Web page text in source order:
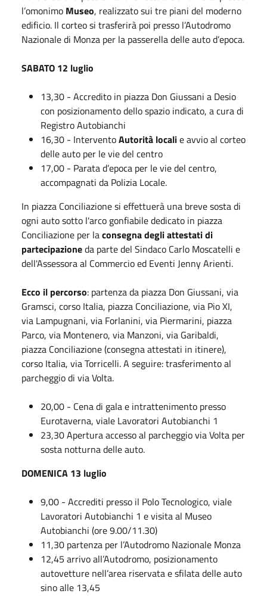
l’omonimo Museo, realizzato sui tre piani del moderno
edificio. Il corteo si trasferirà poi presso l’Autodromo
Nazionale di Monza per la passerella delle auto d’epoca.
SABATO 12 luglio
13,30 - Accredito in piazza Don Giussani a Desio
con posizionamento dello spazio indicato, a cura di
Registro Autobianchi
16,30 - InterventoAutorità localie avvio al corteo
delle auto per le vie del centro
17,00 - Parata d’epoca per le vie del centro,
accompagnati da Polizia Locale.
In piazza Conciliazione si effettuerà una breve sosta di
ogni auto sotto l'arco gonfiabile dedicato in piazza
Conciliazione per laconsegna degli attestati di
partecipazioneda parte del Sindaco Carlo Moscatelli e
dell'Assessora al Commercio ed Eventi Jenny Arienti.
Ecco il percorso: partenza da piazza Don Giussani, via
Gramsci, corso Italia, piazza Conciliazione, via Pio XI,
via Lampugnani, via Forlanini, via Piermarini, piazza
Parco, via Montenero, via Manzoni, via Garibaldi,
piazza Conciliazione (consegna attestati in itinere),
corso Italia, via Torricelli. A seguire: trasferimento al
parcheggio di via Volta.
20,00 - Cena di gala e intrattenimento presso
Eurotaverna, viale Lavoratori Autobianchi 1
23,30 Apertura accesso al parcheggio via Volta per
sosta notturna delle auto.
DOMENICA 13 luglio
9,00 - Accrediti presso il Polo Tecnologico, viale
Lavoratori Autobianchi 1 e visita al Museo
Autobianchi (ore 9.00/11.30)
11,30 partenza per l’Autodromo Nazionale Monza
12,45 arrivo all’Autodromo, posizionamento
autovetture nell’area riservata e sfilata delle auto
sino alle 13,45